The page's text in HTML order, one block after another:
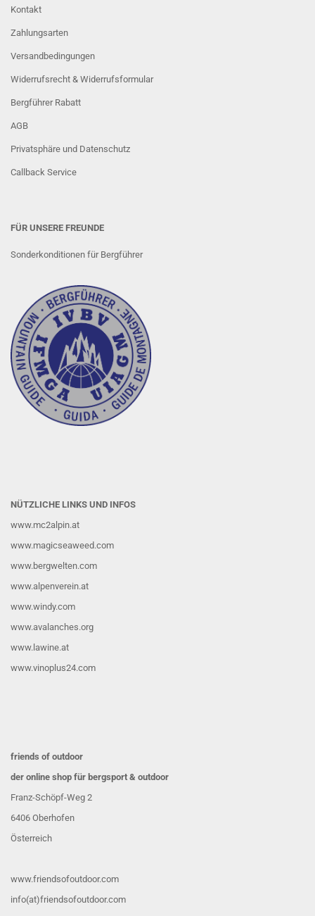
Kontakt
Zahlungsarten
Versandbedingungen
Widerrufsrecht & Widerrufsformular
Bergführer Rabatt
AGB
Privatsphäre und Datenschutz
Callback Service
FÜR UNSERE FREUNDE
Sonderkonditionen für Bergführer
NÜTZLICHE LINKS UND INFOS
www.mc2alpin.at
www.magicseaweed.com
www.bergwelten.com
www.alpenverein.at
www.windy.com
www.avalanches.org
www.lawine.at
www.vinoplus24.com
friends of outdoor
der online shop für bergsport & outdoor
Franz-Schöpf-Weg 2
6406 Oberhofen
Österreich
www.friendsofoutdoor.com
info(at)friendsofoutdoor.com